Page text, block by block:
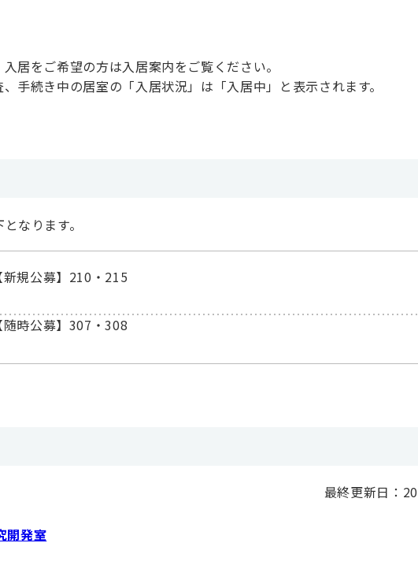
居をご希望の方は入居案内をご覧ください。
手続き中の居室の「入居状況」は「入居中」と表示されます。
なります。
新規公募】210・215
随時公募】307・308
最終更新日：
開発室